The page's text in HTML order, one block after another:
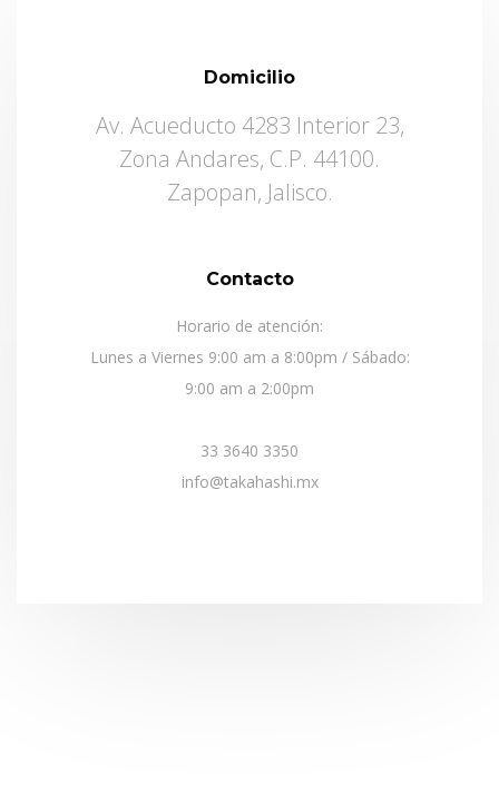
Domicilio
Av. Acueducto 4283 Interior 23,
Zona Andares, C.P. 44100.
Zapopan, Jalisco.
Contacto
Horario de atención:
Lunes a Viernes 9:00 am a 8:00pm / Sábado:
9:00 am a 2:00pm
33 3640 3350
info@takahashi.mx